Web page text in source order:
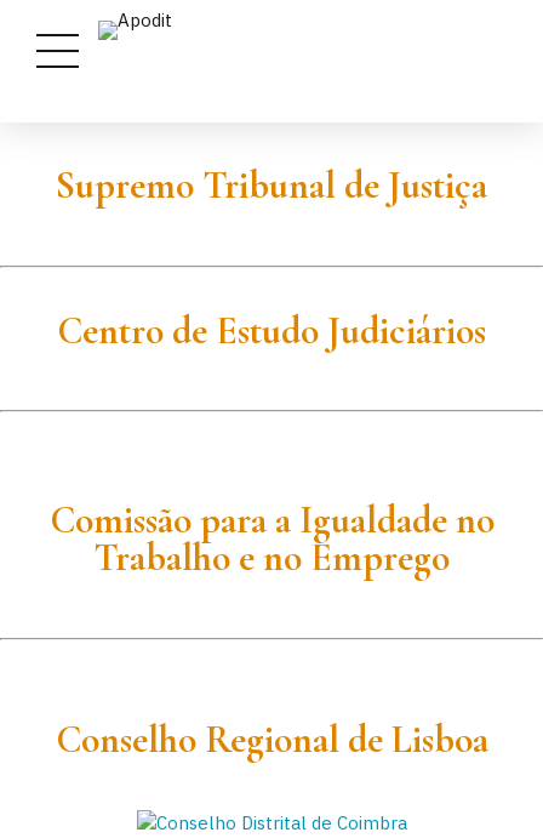
Supremo Tribunal de Justiça
Centro de Estudo Judiciários
Comissão para a Igualdade no
Trabalho e no Emprego
Conselho Regional de Lisboa